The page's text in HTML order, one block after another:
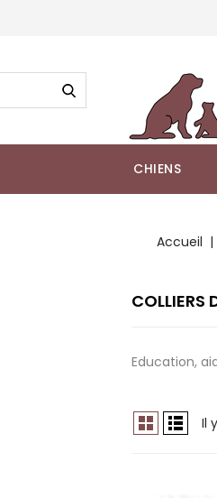
CHIENS
Accueil
COLLIERS
Education,
Il